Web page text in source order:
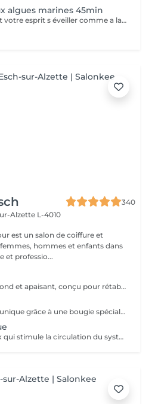
algues marines 45min
Vous sentez votre corps et votre esprit s éveiller comme a la suite d un bain dans l OCEAN. Vous vous tonicité et leur confort. sentez légère et revitalisée. Vos jambes retrouvent leur tonicité et leur confort
340
Alzette L-4010
est un salon de coiffure et
hommes et enfants dans
et professio...
Un massage à l'huile, profond et apaisant, conçu pour rétablir l'équilibre entre le corps et l'esprit. Il aide à réduire l'anxiété, soulager les tensions et les douleurs musculaires, tout en procurant une profonde sensation de bien-être. Un véritable moment de lâcher-prise pour retrouver calme, sérénité et énergie intérieure.
Un moment de bien-être unique grâce à une bougie spécialement conçue pour la massage, dont la cire fond en une huile tiède et soyeuse. Ce massage procure une chaleur douce et enveloppante qui apaise les tensions, calme l'anxiété et aide à lutter contre la fatigue. Parfait pour les personnes stressées ou en quête de relaxation profonde.
Un massage manuel doux qui stimule la circulation du système lymphatique, favorisant l'élimination des toxines et la réduction des gonflements (lympdèmes) causés par l'accumulation de la lymphe. Idéal pour améliorer la circulation, détoxiquer l'organisme et soulager la sensation de jambes lourdes.